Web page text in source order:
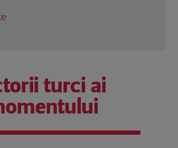
turci ai